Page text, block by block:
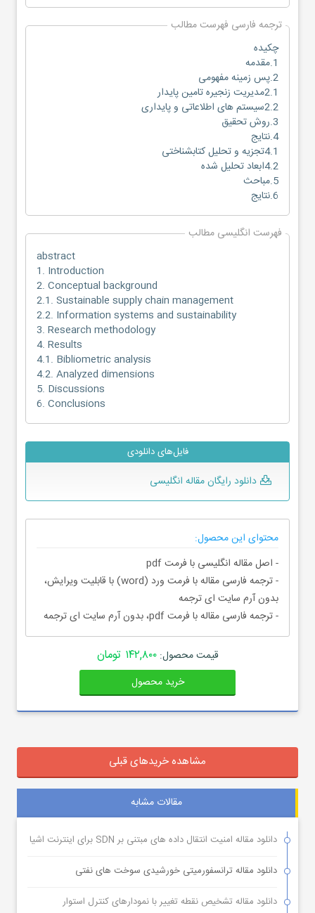
ترجمه فارسی فهرست مطالب
چکیده
1.مقدمه
2.پس زمینه مفهومی
2.1مدیریت زنجیره تامین پایدار
2.2سیستم های اطلاعاتی و پایداری
3.روش تحقیق
4.نتایج
4.1تجزیه و تحلیل کتابشناختی
4.2ابعاد تحلیل شده
5.مباحث
6.نتایج
فهرست انگلیسی مطالب
abstract
1. Introduction
2. Conceptual background
2.1. Sustainable supply chain management
2.2. Information systems and sustainability
3. Research methodology
4. Results
4.1. Bibliometric analysis
4.2. Analyzed dimensions
5. Discussions
6. Conclusions
فایل‌های دانلودی
دانلود رایگان مقاله انگلیسی
محتوای این محصول:
- اصل مقاله انگلیسی با فرمت pdf
- ترجمه فارسی مقاله با فرمت ورد (word) با قابلیت ویرایش،
بدون آرم سایت ای ترجمه
- ترجمه فارسی مقاله با فرمت pdf، بدون آرم سایت ای ترجمه
قیمت محصول:۱۴۲,۸۰۰ تومان
خرید محصول
مشاهده خریدهای قبلی
مقالات مشابه
دانلود مقاله امنیت انتقال داده های مبتنی بر SDN برای اینترنت اشیا
دانلود مقاله ترانسفورمیتی خورشیدی سوخت های نفتی
دانلود مقاله تشخیص نقطه تغییر با نمودارهای کنترل استوار